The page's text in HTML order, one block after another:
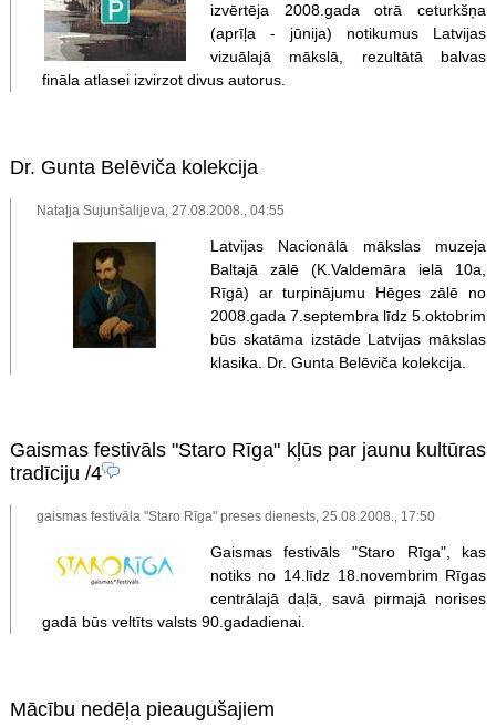
izvērtēja 2008.gada otrā ceturkšņa
(aprīļa - jūnija) notikumus Latvijas
vizuālajā mākslā, rezultātā balvas
fināla atlasei izvirzot divus autorus.
Dr. Gunta Belēviča kolekcija
Nataļja Sujunšalijeva, 27.08.2008., 04:55
Latvijas Nacionālā mākslas muzeja
Baltajā zālē (K.Valdemāra ielā 10a,
Rīgā) ar turpinājumu Hēges zālē no
2008.gada 7.septembra līdz 5.oktobrim
būs skatāma izstāde Latvijas mākslas
klasika. Dr. Gunta Belēviča kolekcija.
Gaismas festivāls "Staro Rīga" kļūs par jaunu kultūras
tradīciju /4
gaismas festivāla "Staro Rīga" preses dienests, 25.08.2008., 17:50
Gaismas festivāls "Staro Rīga", kas
notiks no 14.līdz 18.novembrim Rīgas
centrālajā daļā, savā pirmajā norises
gadā būs veltīts valsts 90.gadadienai.
Mācību nedēļa pieaugušajiem